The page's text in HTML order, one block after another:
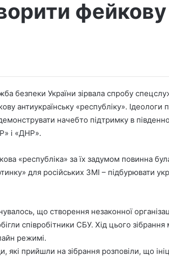
фейкову
безпеки України зірвала спробу
антиукраїнську «республіку». Ідеологи
начебто підтримку в
і «ДНР».
«республіка» за їх задумом повинна
для російських ЗМІ – підбурювати
що створення незаконної
співробітники СБУ. Хід цього
режимі.
які прийшли на зібрання розповіли, що